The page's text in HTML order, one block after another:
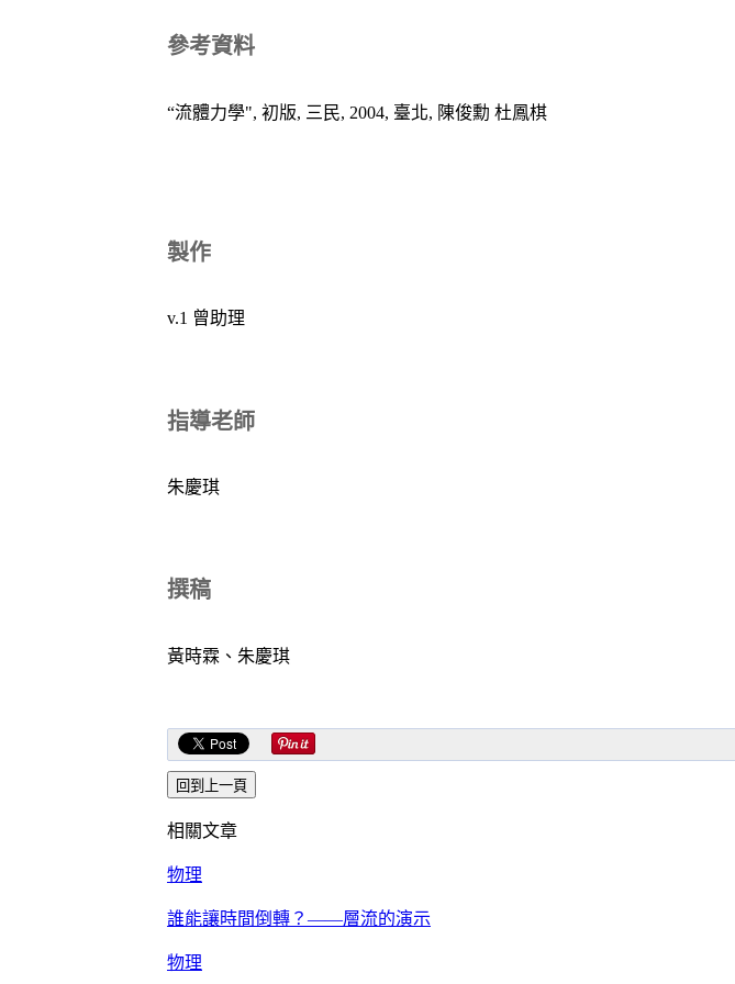
參考資料
“流體力學", 初版, 三民, 2004, 臺北, 陳俊勳 杜鳳棋
製作
v.1 曾助理
指導老師
朱慶琪
撰稿
黃時霖、朱慶琪
相關文章
物理
誰能讓時間倒轉？——層流的演示
物理